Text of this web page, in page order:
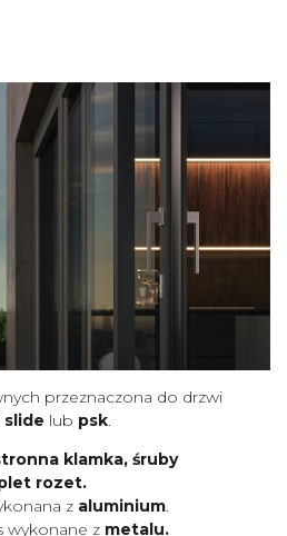
przeznaczona do drzwi
slide lub psk.
klamka, śruby
rozet.
z aluminium.
wykonane z metalu.